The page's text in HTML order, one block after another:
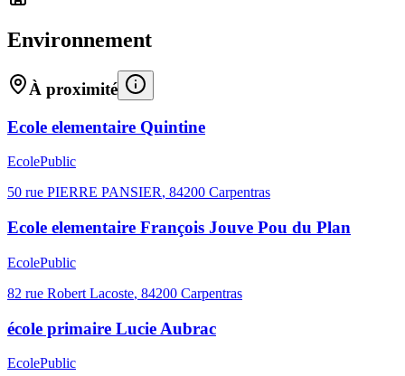
Environnement
À proximité
Ecole elementaire Quintine
EcolePublic
50 rue PIERRE PANSIER, 84200 Carpentras
Ecole elementaire François Jouve Pou du Plan
EcolePublic
82 rue Robert Lacoste, 84200 Carpentras
école primaire Lucie Aubrac
EcolePublic